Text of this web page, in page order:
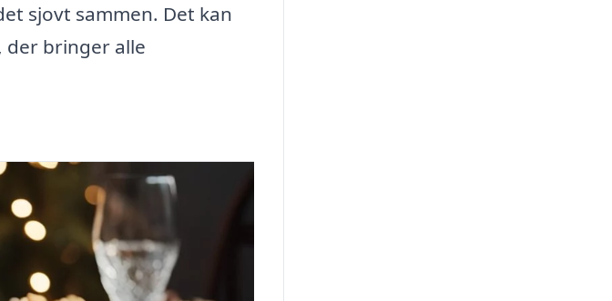
sjovt sammen. Det kan
der bringer alle